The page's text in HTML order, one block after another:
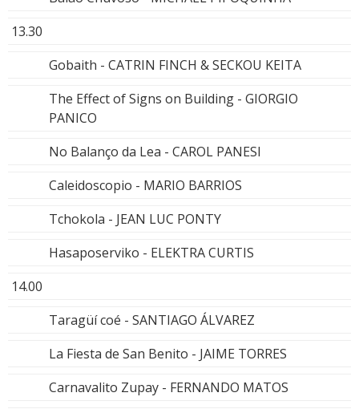
13.30
Gobaith - CATRIN FINCH & SECKOU KEITA
The Effect of Signs on Building - GIORGIO
PANICO
No Balanço da Lea - CAROL PANESI
Caleidoscopio - MARIO BARRIOS
Tchokola - JEAN LUC PONTY
Hasaposerviko - ELEKTRA CURTIS
14.00
Taragüí coé - SANTIAGO ÁLVAREZ
La Fiesta de San Benito - JAIME TORRES
Carnavalito Zupay - FERNANDO MATOS